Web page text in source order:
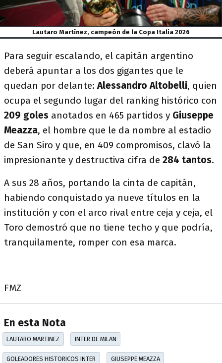
Lautaro Martínez, campeón de la Copa Italia 2026
Para seguir escalando, el capitán argentino
deberá apuntar a los dos gigantes que le
quedan por delante: Alessandro Altobelli, quien
ocupa el segundo lugar del ranking histórico con
209 goles anotados en 465 partidos y Giuseppe
Meazza, el hombre que le da nombre al estadio
de San Siro y que, en 409 compromisos, clavó la
impresionante y destructiva cifra de 284 tantos.
A sus 28 años, portando la cinta de capitán,
habiendo conquistado ya nueve títulos en la
institución y con el arco rival entre ceja y ceja, el
Toro demostró que no tiene techo y que podría,
tranquilamente, romper con esa marca.
FMZ
En esta Nota
LAUTARO MARTINEZ INTER DE MILAN
GOLEADORES HISTORICOS INTER GIUSEPPE MEAZZA